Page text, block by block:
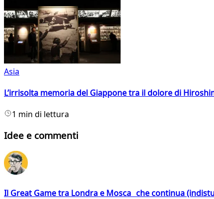
Asia
L’irrisolta memoria del Giappone tra il dolore di
1 min di lettura
Idee e commenti
Il Great Game tra Londra e Mosca che continua